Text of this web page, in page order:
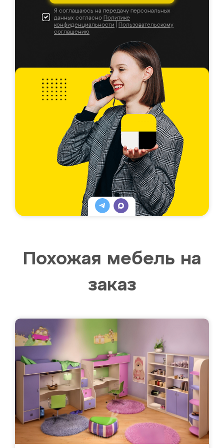
Я соглашаюсь на передачу персональных
данных согласно Политике
конфиденциальности
Пользовательскому
соглашению
Похожая мебель на
заказ